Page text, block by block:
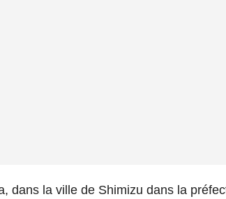
dans la ville de Shimizu dans la